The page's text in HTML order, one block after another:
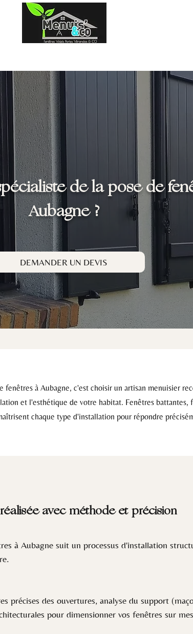
de la pose de
Aubagne ?
DEMANDER UN DEVIS
à Aubagne, c'est choisir un artisan menuisier
et l'esthétique de votre habitat. Fenêtres battantes,
chaque type d'installation pour répondre
avec méthode et précision
à Aubagne suit un processus d'installation
précises des ouvertures, analyse du support
pour dimensionner vos fenêtres sur